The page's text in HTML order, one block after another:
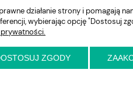
o wcześniejszy kontakt przed
działanie strony i pomagają
wybierając opcję "Dostosuj
ZGODY